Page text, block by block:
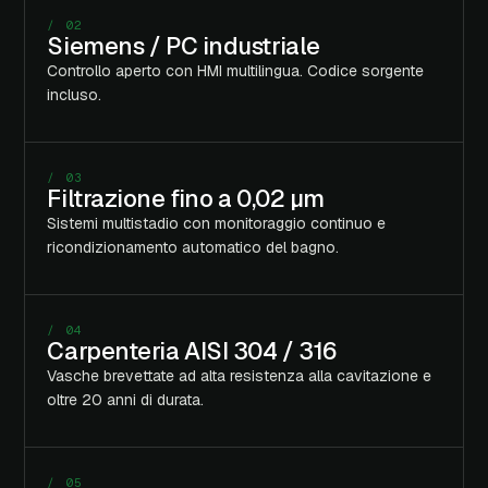
/ 02
Siemens / PC industriale
Controllo aperto con HMI multilingua. Codice sorgente
incluso.
/ 03
Filtrazione fino a 0,02 µm
Sistemi multistadio con monitoraggio continuo e
ricondizionamento automatico del bagno.
/ 04
Carpenteria AISI 304 / 316
Vasche brevettate ad alta resistenza alla cavitazione e
oltre 20 anni di durata.
/ 05